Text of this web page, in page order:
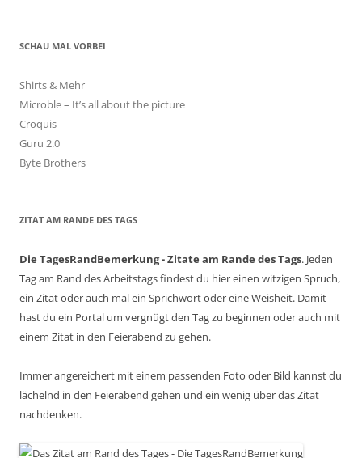
SCHAU MAL VORBEI
Shirts & Mehr
Microble – It’s all about the picture
Croquis
Guru 2.0
Byte Brothers
ZITAT AM RANDE DES TAGS
Die TagesRandBemerkung - Zitate am Rande des Tags. Jeden
Tag am Rand des Arbeitstags findest du hier einen witzigen Spruch,
ein Zitat oder auch mal ein Sprichwort oder eine Weisheit. Damit
hast du ein Portal um vergnügt den Tag zu beginnen oder auch mit
einem Zitat in den Feierabend zu gehen.
Immer angereichert mit einem passenden Foto oder Bild kannst du
lächelnd in den Feierabend gehen und ein wenig über das Zitat
nachdenken.